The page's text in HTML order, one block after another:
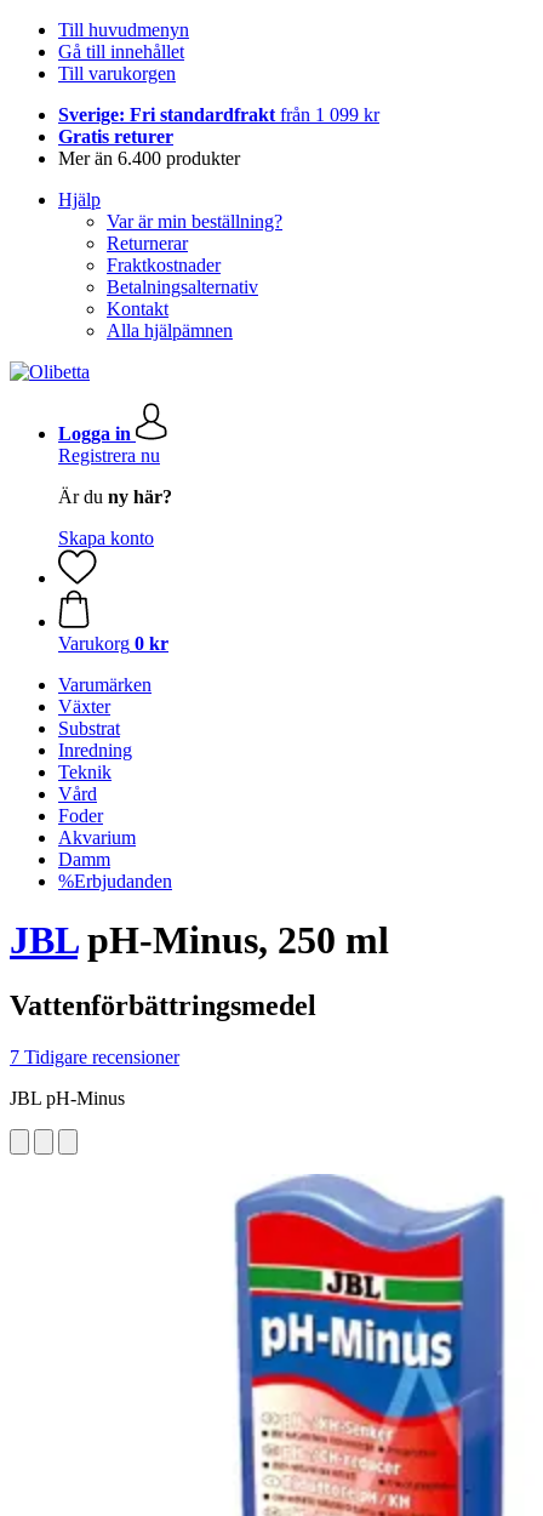
Till huvudmenyn
Gå till innehållet
Till varukorgen
Sverige: Fri standardfrakt från 1 099 kr
Gratis returer
Mer än 6.400 produkter
Hjälp
Var är min beställning?
Returnerar
Fraktkostnader
Betalningsalternativ
Kontakt
Alla hjälpämnen
Logga in
Registrera nu
Är du ny här?
Skapa konto
Varukorg 0 kr
Varumärken
Växter
Substrat
Inredning
Teknik
Vård
Foder
Akvarium
Damm
%Erbjudanden
JBLpH-Minus, 250 ml
Vattenförbättringsmedel
7 Tidigare recensioner
JBL pH-Minus